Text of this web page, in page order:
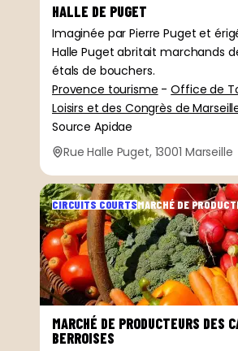
HALLE DE PUGET
Imaginée par Pierre Puget et
Halle Puget abritait marchands
étals de bouchers.
Provence tourisme -Office de
Loisirs et des Congrès de
Source Apidae
Rue Halle Puget, 13001 Marseille
MARCHÉ DE PRODUCTEURS DES
BERROISES
CIRCUITS COURTSMARCHÉ DE